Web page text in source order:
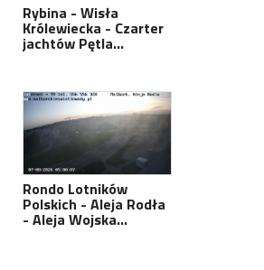
Rybina - Wisła
Królewiecka - Czarter
jachtów Pętla…
Rondo Lotników
Polskich - Aleja Rodła
- Aleja Wojska…